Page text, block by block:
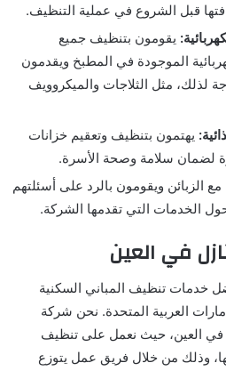
قبل الشروع في عملية التنظيف.
يقومون بتنظيف جميع
الموجودة في المطبخ ويقدمون
لذلك، مثل الثلاجات والميكروويف
يهتمون بتنظيف وتعقيم خزانات
لضمان سلامة وصحة الأسرة.
الزبائن ويقومون بالرد على أسئلتهم
الخدمات التي تقدمها الشركة.
في العين
خدمات تنظيف المباني السكنية
العربية المتحدة. نحن شركة
العين، حيث نعمل على تنظيف
وذلك من خلال فريق عمل يتوزع